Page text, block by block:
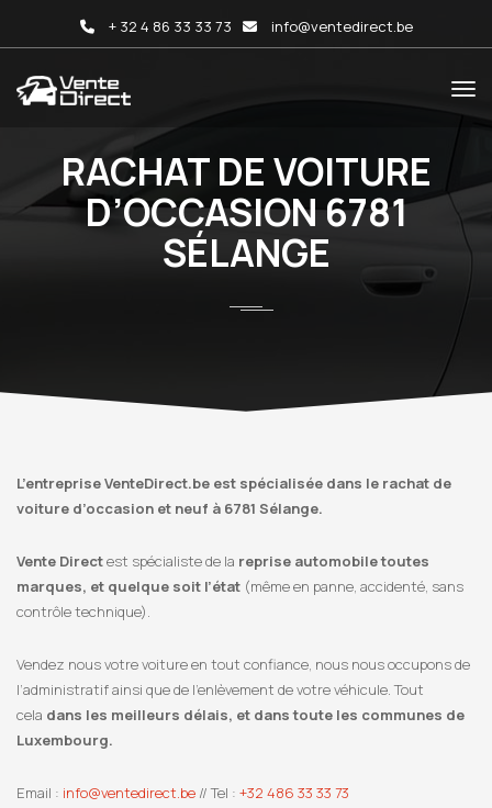
+ 32 4 86 33 33 73 info@ventedirect.be
RACHAT DE VOITURE
D’OCCASION 6781
SÉLANGE
L’entreprise VenteDirect.be est spécialisée dans le rachat de
voiture d’occasion et neuf à 6781 Sélange.
Vente Directest spécialiste de la reprise automobile toutes
marques, et quelque soit l’état (même en panne, accidenté, sans
contrôle technique).
Vendez nous votre voiture en tout confiance, nous nous occupons de
l’administratif ainsi que de l’enlèvement de votre véhicule. Tout
cela dans les meilleurs délais, et dans toute les communes de
Luxembourg.
Email : info@ventedirect.be // Tel : +32 486 33 33 73